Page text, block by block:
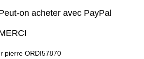
on acheter avec PayPal
pierre ORDI57870